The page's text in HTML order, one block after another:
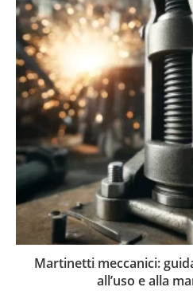
Martinetti meccanici:
all’uso e alla